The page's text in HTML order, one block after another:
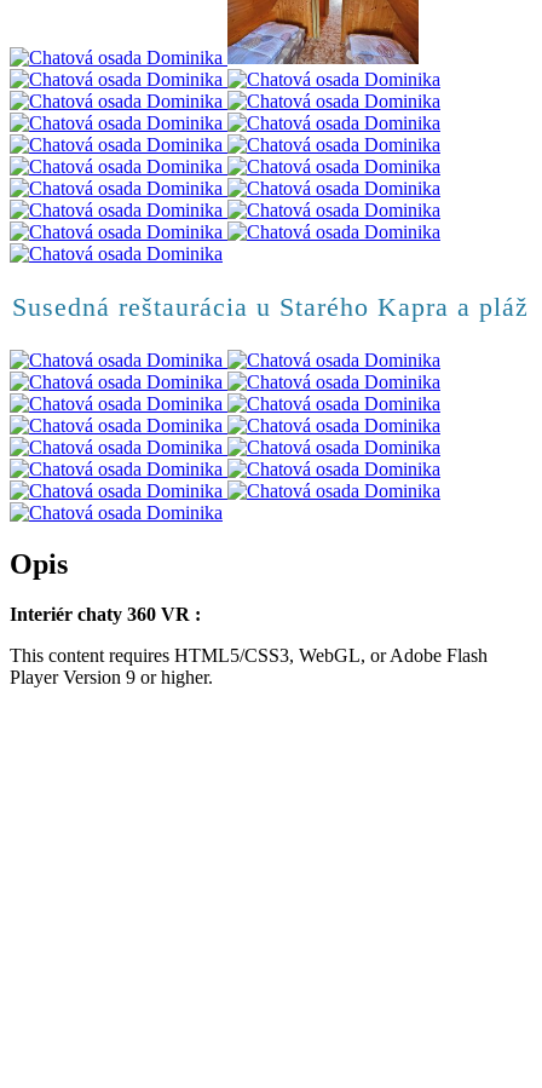
Susedná reštaurácia u Starého Kapra a pláž
Opis
Interiér chaty 360 VR :
This content requires HTML5/CSS3, WebGL, or Adobe Flash
Player Version 9 or higher.